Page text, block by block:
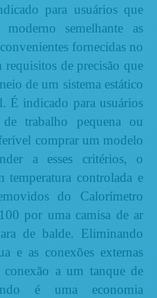
para usuários que
semelhante as
fornecidas no
requisitos de precisão que
de um sistema estático
É indicado para usuários
trabalho pequena ou
comprar um modelo
a esses critérios, o
temperatura controlada e
do Calorímetro
por uma camisa de ar
de balde. Eliminando
e as conexões externas
conexão a um tanque de
é uma economia